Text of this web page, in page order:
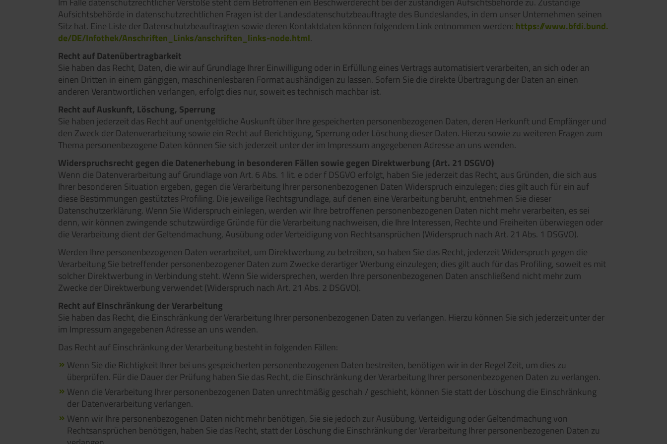
Aufsichtsbehörde in datenschutzrechtlichen Fragen ist der Landesdatenschutzbeauftragte des Bundeslandes, in dem unser Unternehmen seinen
Sitz hat. Eine Liste der Datenschutzbeauftragten sowie deren Kontaktdaten können folgendem Link entnommen werden: https://www.bfdi.bund.
de/DE/Infothek/Anschriften_Links/anschriften_links-node.html.
Recht auf Datenübertragbarkeit
Sie haben das Recht, Daten, die wir auf Grundlage Ihrer Einwilligung oder in Erfüllung eines Vertrags automatisiert verarbeiten, an sich oder an
einen Dritten in einem gängigen, maschinenlesbaren Format aushändigen zu lassen. Sofern Sie die direkte Übertragung der Daten an einen
anderen Verantwortlichen verlangen, erfolgt dies nur, soweit es technisch machbar ist.
Recht auf Auskunft, Löschung, Sperrung
Sie haben jederzeit das Recht auf unentgeltliche Auskunft über Ihre gespeicherten personenbezogenen Daten, deren Herkunft und Empfänger und
den Zweck der Datenverarbeitung sowie ein Recht auf Berichtigung, Sperrung oder Löschung dieser Daten. Hierzu sowie zu weiteren Fragen zum
Thema personenbezogene Daten können Sie sich jederzeit unter der im Impressum angegebenen Adresse an uns wenden.
Widerspruchsrecht gegen die Datenerhebung in besonderen Fällen sowie gegen Direktwerbung (Art. 21 DSGVO)
Wenn die Datenverarbeitung auf Grundlage von Art. 6 Abs. 1 lit. e oder f DSGVO erfolgt, haben Sie jederzeit das Recht, aus Gründen, die sich aus
Ihrer besonderen Situation ergeben, gegen die Verarbeitung Ihrer personenbezogenen Daten Widerspruch einzulegen; dies gilt auch für ein auf
diese Bestimmungen gestütztes Profiling. Die jeweilige Rechtsgrundlage, auf denen eine Verarbeitung beruht, entnehmen Sie dieser
Datenschutzerklärung. Wenn Sie Widerspruch einlegen, werden wir Ihre betroffenen personenbezogenen Daten nicht mehr verarbeiten, es sei
denn, wir können zwingende schutzwürdige Gründe für die Verarbeitung nachweisen, die Ihre Interessen, Rechte und Freiheiten überwiegen oder
die Verarbeitung dient der Geltendmachung, Ausübung oder Verteidigung von Rechtsansprüchen (Widerspruch nach Art. 21 Abs. 1 DSGVO).
Werden Ihre personenbezogenen Daten verarbeitet, um Direktwerbung zu betreiben, so haben Sie das Recht, jederzeit Widerspruch gegen die
Verarbeitung Sie betreffender personenbezogener Daten zum Zwecke derartiger Werbung einzulegen; dies gilt auch für das Profiling, soweit es mit
solcher Direktwerbung in Verbindung steht. Wenn Sie widersprechen, werden Ihre personenbezogenen Daten anschließend nicht mehr zum
Zwecke der Direktwerbung verwendet (Widerspruch nach Art. 21 Abs. 2 DSGVO).
Recht auf Einschränkung der Verarbeitung
Sie haben das Recht, die Einschränkung der Verarbeitung Ihrer personenbezogenen Daten zu verlangen. Hierzu können Sie sich jederzeit unter der
im Impressum angegebenen Adresse an uns wenden.
Das Recht auf Einschränkung der Verarbeitung besteht in folgenden Fällen:
Wenn Sie die Richtigkeit Ihrer bei uns gespeicherten personenbezogenen Daten bestreiten, benötigen wir in der Regel Zeit, um dies zu
überprüfen. Für die Dauer der Prüfung haben Sie das Recht, die Einschränkung der Verarbeitung Ihrer personenbezogenen Daten zu verlangen.
Wenn die Verarbeitung Ihrer personenbezogenen Daten unrechtmäßig geschah / geschieht, können Sie statt der Löschung die Einschränkung
der Datenverarbeitung verlangen.
Wenn wir Ihre personenbezogenen Daten nicht mehr benötigen, Sie sie jedoch zur Ausübung, Verteidigung oder Geltendmachung von
Rechtsansprüchen benötigen, haben Sie das Recht, statt der Löschung die Einschränkung der Verarbeitung Ihrer personenbezogenen Daten zu